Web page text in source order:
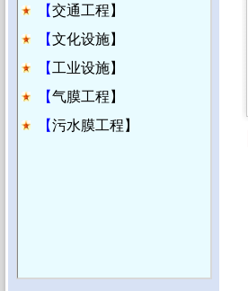
【交通工程】
【文化设施】
【 工业设施】
【气膜工程】
【污水膜工程】